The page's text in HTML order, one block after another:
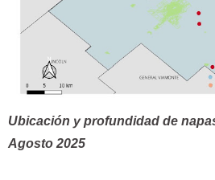
Ubicación y profundidad de
Agosto 2025